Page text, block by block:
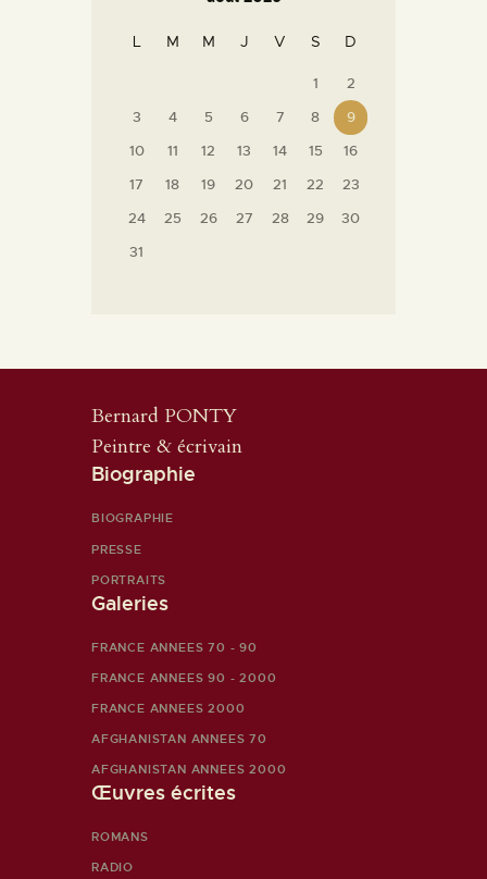
L M M J V S D
1
2
3
4 5 6 7 8
9
10
11 12 13 14 15
16
17
18 19 20 21 22
23
24
25 26 27 28 29
30
31
Bernard PONTY
Peintre & écrivain
Biographie
BIOGRAPHIE
PRESSE
PORTRAITS
Galeries
FRANCE ANNEES 70 - 90
FRANCE ANNEES 90 - 2000
FRANCE ANNEES 2000
AFGHANISTAN ANNEES 70
AFGHANISTAN ANNEES 2000
Œuvres écrites
ROMANS
RADIO